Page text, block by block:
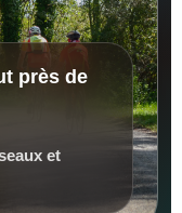
près de
et